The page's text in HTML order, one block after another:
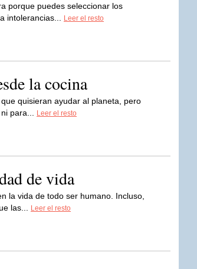
porque puedes seleccionar los
intolerancias...
Leer el resto
la cocina
quisieran ayudar al planeta, pero
para...
Leer el resto
de vida
la vida de todo ser humano. Incluso,
las...
Leer el resto